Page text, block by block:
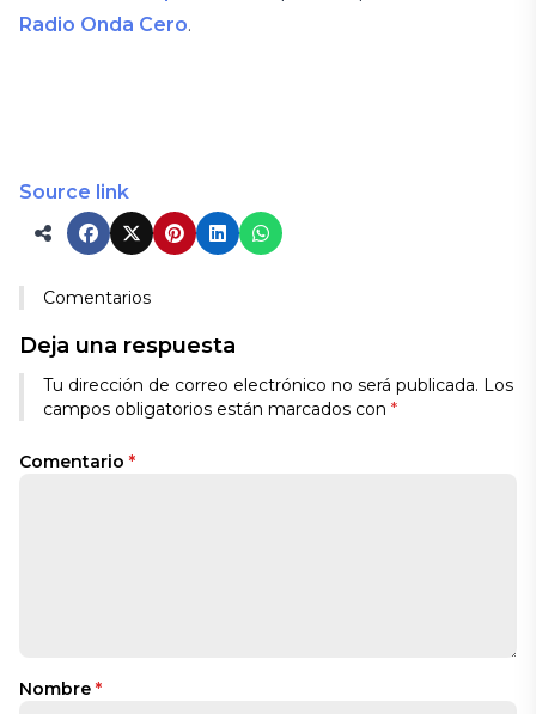
Radio Onda Cero.
Source link
Comentarios
Deja una respuesta
Tu dirección de correo electrónico no será publicada. Los
campos obligatorios están marcados con *
Comentario *
Nombre *